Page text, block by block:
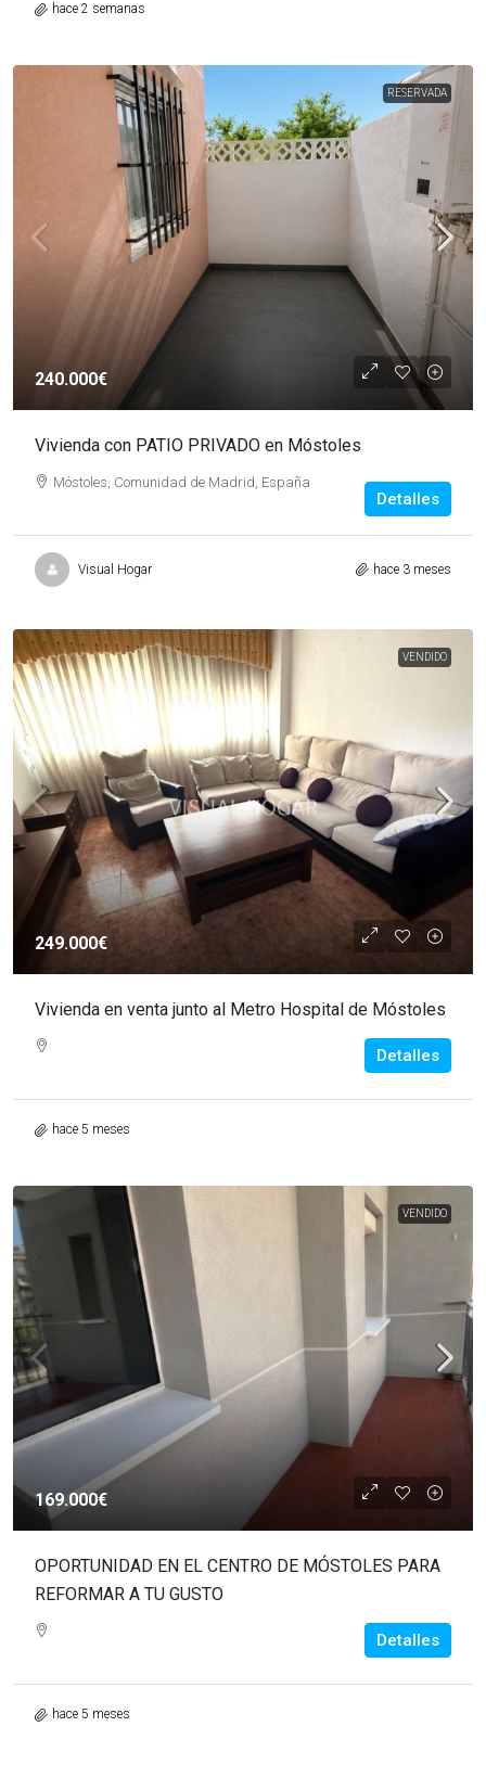
hace 2 semanas
RESERVADA
240.000€
Vivienda con PATIO PRIVADO en Móstoles
Móstoles, Comunidad de Madrid, España
Detalles
Visual Hogar hace 3 meses
VENDIDO
249.000€
Vivienda en venta junto al Metro Hospital de Móstoles
Detalles
hace 5 meses
VENDIDO
169.000€
OPORTUNIDAD EN EL CENTRO DE MÓSTOLES PARA
REFORMAR A TU GUSTO
Detalles
hace 5 meses